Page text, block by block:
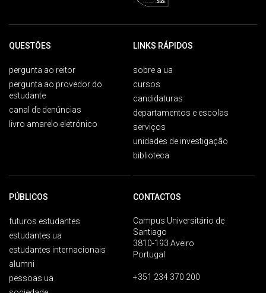
QUESTÕES
pergunta ao reitor
pergunta ao provedor do
estudante
canal de denúncias
livro amarelo eletrónico
LINKS RÁPIDOS
sobre a ua
cursos
candidaturas
departamentos e escolas
serviços
unidades de investigação
biblioteca
PÚBLICOS
futuros estudantes
estudantes ua
estudantes internacionais
alumni
pessoas ua
CONTACTOS
Campus Universitário de
Santiago
3810-193 Aveiro
Portugal
+351 234 370 200